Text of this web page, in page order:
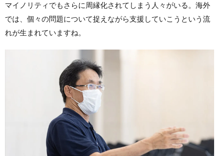
マイノリティでもさらに周縁化されてしまう人々がいる。海外
では、個々の問題について捉えながら支援していこうという流
れが生まれていますね。